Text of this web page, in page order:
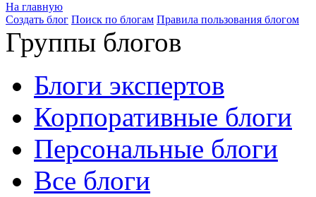
На главную
Создать блог Поиск по блогам Правила пользования блогом
Группы блогов
Блоги экспертов
Корпоративные блоги
Персональные блоги
Все блоги